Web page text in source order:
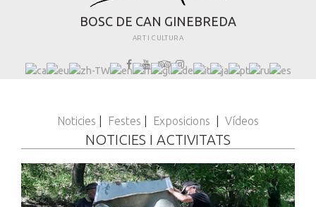
BOSC DE CAN GIN EBREDA
ART I CULTURA
Noticies Festes Exposicions Vídeos
NOTICIES I ACTIVITATS